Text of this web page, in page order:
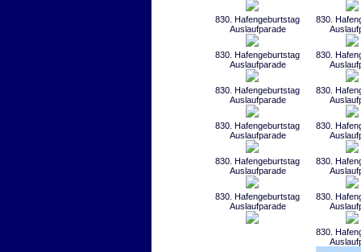
830. Hafengeburtstag
Auslaufparade
830.
830. Hafengeburtstag
Auslaufparade
830.
830. Hafengeburtstag
Auslaufparade
830.
830. Hafengeburtstag
Auslaufparade
830.
830. Hafengeburtstag
Auslaufparade
830.
830. Hafengeburtstag
Auslaufparade
830.
830.